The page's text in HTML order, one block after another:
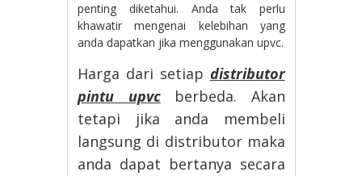
penting diketahui. Anda tak perlu
khawatir mengenai kelebihan yang
anda dapatkan jika menggunakan upvc.
Harga dari setiap distributor
pintu upvcberbeda. Akan
tetapi jika anda membeli
langsung di distributor maka
anda dapat bertanya secara